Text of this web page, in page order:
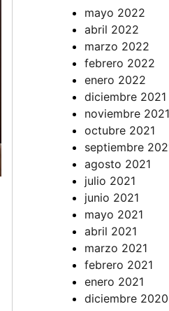
mayo 2022
abril 2022
marzo 2022
febrero 2022
enero 2022
diciembre 2021
noviembre 2021
octubre 2021
septiembre
agosto 2021
julio 2021
junio 2021
mayo 2021
abril 2021
marzo 2021
febrero 2021
enero 2021
diciembre 2020